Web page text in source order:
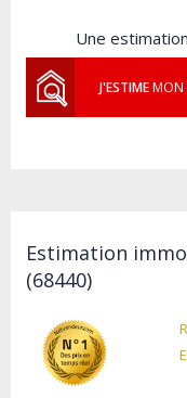
Une
J'ESTIMEMON
Estimation
(68440)